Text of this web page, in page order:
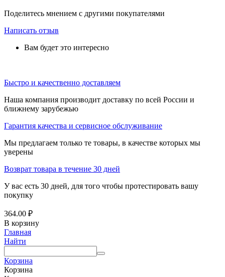
Поделитесь мнением с другими покупателями
Написать отзыв
Вам будет это интересно
Быстро и качественно доставляем
Наша компания производит доставку по всей России и
ближнему зарубежью
Гарантия качества и сервисное обслуживание
Мы предлагаем только те товары, в качестве которых мы
уверены
Возврат товара в течение 30 дней
У вас есть 30 дней, для того чтобы протестировать вашу
покупку
364.00 ₽
В корзину
Главная
Найти
Корзина
Корзина